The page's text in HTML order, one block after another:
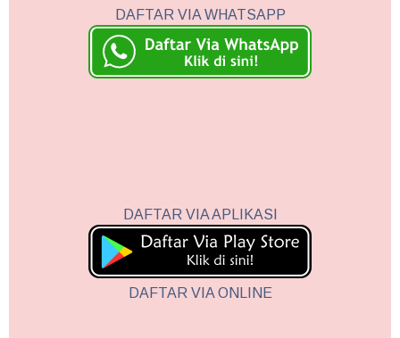
DAFTAR VIA WHATSAPP
DAFTAR VIA APLIKASI
DAFTAR VIA ONLINE